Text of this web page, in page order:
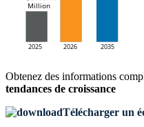
Obtenez des informations
tendances de croissance
Télécharger un